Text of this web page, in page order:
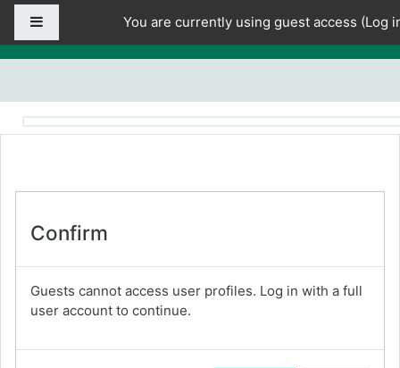
Skip to main content
You are currently using guest access (Log
Confirm
Guests cannot access user profiles. Log in with a full
user account to continue.